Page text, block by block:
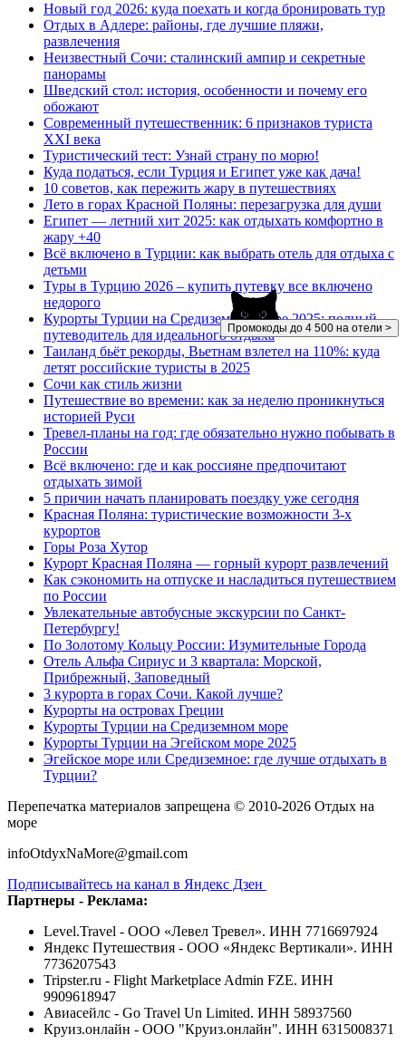
Промокоды до 4 500 на отели >
Новый год 2026: куда поехать и когда бронировать тур
Отдых в Адлере: районы, где лучшие пляжи,
развлечения
Неизвестный Сочи: сталинский ампир и секретные
панорамы
Шведский стол: история, особенности и почему его
обожают
Современный путешественник: 6 признаков туриста
XXI века
Туристический тест: Узнай страну по морю!
Куда податься, если Турция и Египет уже как дача!
10 советов, как пережить жару в путешествиях
Лето в горах Красной Поляны: перезагрузка для души
Египет — летний хит 2025: как отдыхать комфортно в
жару +40
Всё включено в Турции: как выбрать отель для отдыха с
детьми
Туры в Турцию 2026 – купить путевку все включено
недорого
Курорты Турции на Средиземном море 2025: полный
путеводитель для идеального отдыха
Таиланд бьёт рекорды, Вьетнам взлетел на 110%: куда
летят российские туристы в 2025
Сочи как стиль жизни
Путешествие во времени: как за неделю проникнуться
историей Руси
Тревел-планы на год: где обязательно нужно побывать в
России
Всё включено: где и как россияне предпочитают
отдыхать зимой
5 причин начать планировать поездку уже сегодня
Красная Поляна: туристические возможности 3-х
курортов
Горы Роза Хутор
Курорт Красная Поляна — горный курорт развлечений
Как сэкономить на отпуске и насладиться путешествием
по России
Увлекательные автобусные экскурсии по Санкт-
Петербургу!
По Золотому Кольцу России: Изумительные Города
Отель Альфа Сириус и 3 квартала: Морской,
Прибрежный, Заповедный
3 курорта в горах Сочи. Какой лучше?
Курорты на островах Греции
Курорты Турции на Средиземном море
Курорты Турции на Эгейском море 2025
Эгейское море или Средиземное: где лучше отдыхать в
Турции?
Перепечатка материалов запрещена © 2010-2026 Отдых на
море
infoOtdyxNaMore@gmail.com
Подписывайтесь на канал в Яндекс Дзен
Партнеры - Реклама:
Level.Travel - ООО «Левел Тревел». ИНН 7716697924
Яндекс Путешествия - ООО «Яндекс Вертикали». ИНН
7736207543
Tripster.ru - Flight Marketplace Admin FZE. ИНН
9909618947
Авиасейлс - Go Travel Un Limited. ИНН 58937560
Круиз.онлайн - ООО "Круиз.онлайн". ИНН 6315008371